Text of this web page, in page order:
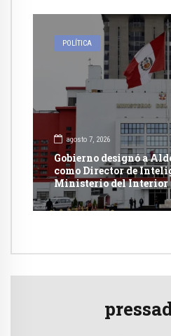
POLÍTICA
agosto 7, 2026
Gobierno designó a
como Director de
Ministerio del Interior